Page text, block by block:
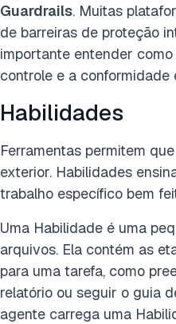
Guardrails. Muitas
de barreiras de proteção
importante entender
controle e a conformidade
Habilidades
Ferramentas permitem
exterior. Habilidades
trabalho específico bem
Uma Habilidade é uma
arquivos. Ela contém as
para uma tarefa, como
relatório ou seguir o guia
agente carrega uma